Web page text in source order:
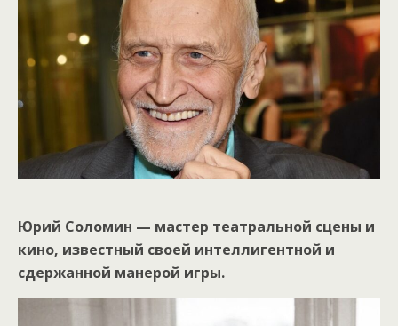
Юрий Соломин — мастер театральной сцены и
кино, известный своей интеллигентной и
сдержанной манерой игры.